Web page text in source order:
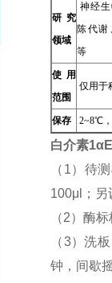
研究
领域
神经
陈代谢
等
使用
范围
仅用于
保存 2~8℃
白介素
（1）待
100μl；
（2）酶
（3）洗
钟，间歇